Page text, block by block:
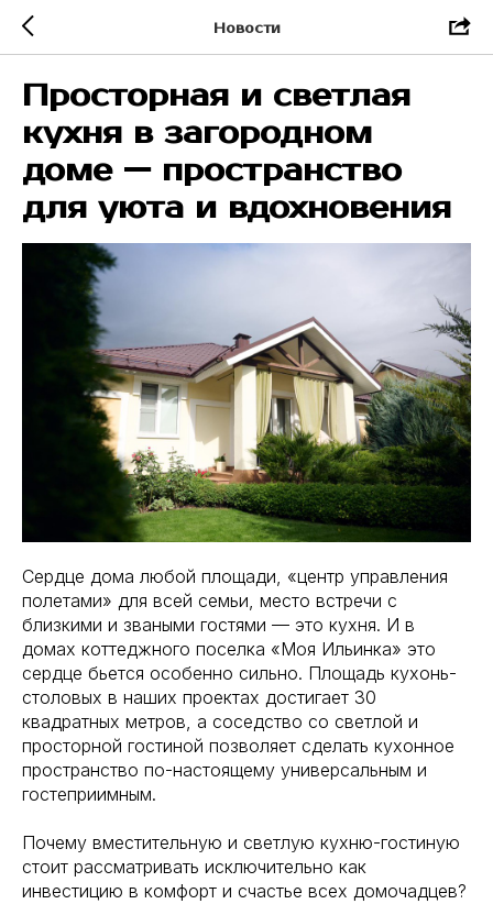
Новости
Просторная и светлая
кухня в загородном
доме — пространство
для уюта и вдохновения
Сердце дома любой площади, «центр управления
полетами» для всей семьи, место встречи с
близкими и зваными гостями — это кухня. И в
домах коттеджного поселка «Моя Ильинка» это
сердце бьется особенно сильно. Площадь кухонь-
столовых в наших проектах достигает 30
квадратных метров, а соседство со светлой и
просторной гостиной позволяет сделать кухонное
пространство по-настоящему универсальным и
гостеприимным.
Почему вместительную и светлую кухню-гостиную
стоит рассматривать исключительно как
инвестицию в комфорт и счастье всех домочадцев?